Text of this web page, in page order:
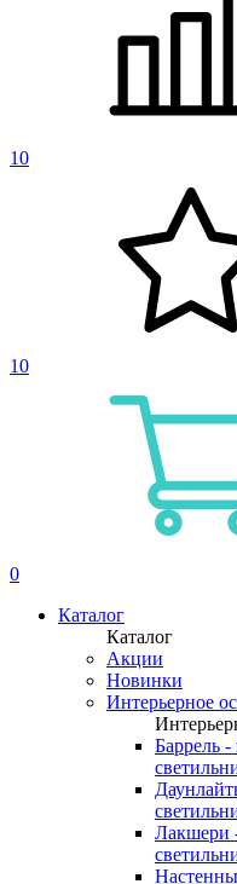
10
10
0
Каталог
Каталог
Акции
Новинки
Интерьерное
Баррель
Лакшери